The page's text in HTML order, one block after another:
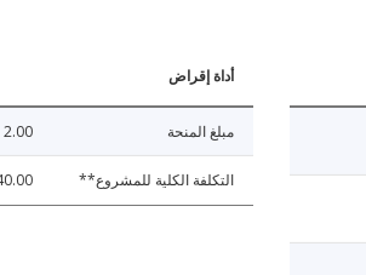
أداة إقراض
مبلغ المنحة 2.00
التكلفة الكلية للمشروع**